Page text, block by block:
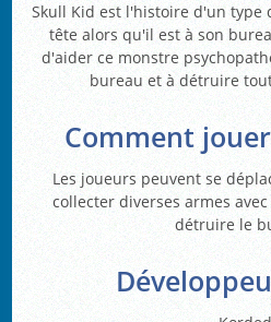
Skull Kid est l'histoire d'un type
tête alors qu'il est à son
d'aider ce monstre
bureau et à détruire
Comment
Les joueurs peuvent se
collecter diverses armes
détruire le